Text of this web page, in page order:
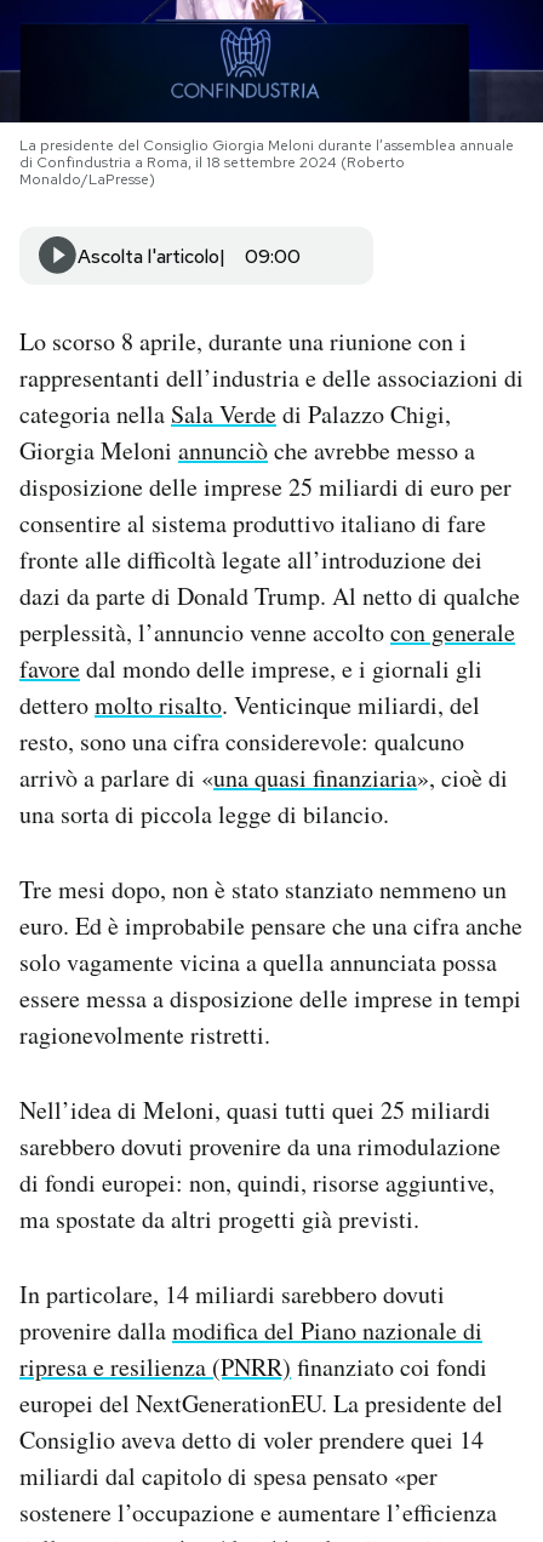
SHOP
CALENDARIO
Notifiche mobile
Regala il Post
Hai bisogno di aiuto?
Esci
La presidente del Consiglio Giorgia Meloni durante l’assemblea annuale
di Confindustria a Roma, il 18 settembre 2024 (Roberto
Monaldo/LaPresse)
Ascolta l'articolo 09:00
Lo scorso 8 aprile, durante una riunione con i
rappresentanti dell’industria e delle associazioni di
categoria nella Sala Verdedi Palazzo Chigi,
Giorgia Meloni annunciòche avrebbe messo a
disposizione delle imprese 25 miliardi di euro per
consentire al sistema produttivo italiano di fare
fronte alle difficoltà legate all’introduzione dei
dazi da parte di Donald Trump. Al netto di qualche
perplessità, l’annuncio venne accoltocon generale
favoredal mondo delle imprese, e i giornali gli
detteromolto risalto. Venticinque miliardi, del
resto, sono una cifra considerevole: qualcuno
arrivò a parlare di «una quasi finanziaria», cioè di
una sorta di piccola legge di bilancio.
Tre mesi dopo, non è stato stanziato nemmeno un
euro. Ed è improbabile pensare che una cifra anche
solo vagamente vicina a quella annunciata possa
essere messa a disposizione delle imprese in tempi
ragionevolmente ristretti.
Nell’idea di Meloni, quasi tutti quei 25 miliardi
sarebbero dovuti provenire da una rimodulazione
di fondi europei: non, quindi, risorse aggiuntive,
ma spostate da altri progetti già previsti.
In particolare, 14 miliardi sarebbero dovuti
provenire dallamodifica del Piano nazionale di
ripresa e resilienza (PNRR) finanziato coi fondi
europei del NextGenerationEU. La presidente del
Consiglio aveva detto di voler prendere quei 14
miliardi dal capitolo di spesa pensato «per
sostenere l’occupazione e aumentare l’efficienza